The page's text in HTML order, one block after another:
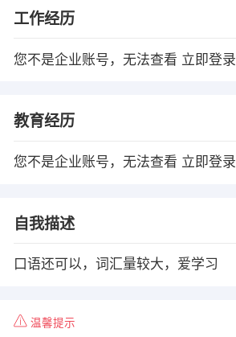
工作经历
您不是企业账号，无法查看 立即登录
教育经历
您不是企业账号，无法查看 立即登录
自我描述
口语还可以，词汇量较大，爱学习
温馨提示